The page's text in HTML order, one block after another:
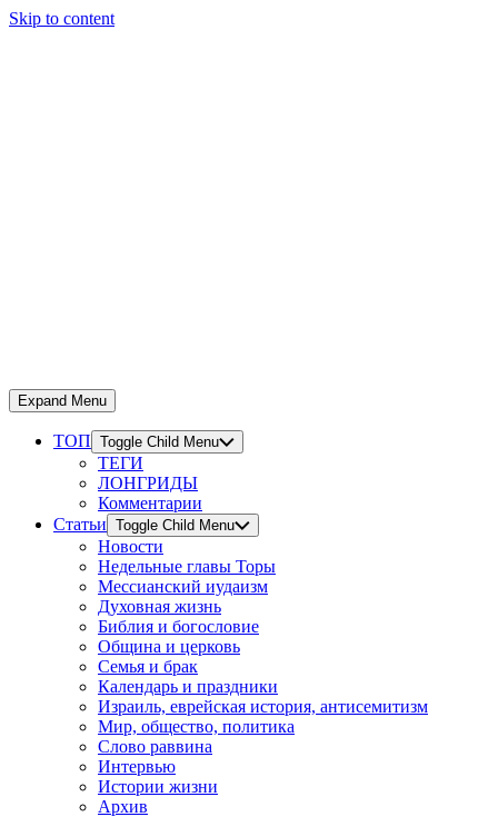
Skip to content
Expand Menu
ТОП Toggle Child Menu
ТЕГИ
ЛОНГРИДЫ
Комментарии
Статьи Toggle Child Menu
Новости
Недельные главы Торы
Мессианский иудаизм
Духовная жизнь
Библия и богословие
Община и церковь
Семья и брак
Календарь и праздники
Израиль, еврейская история, антисемитизм
Мир, общество, политика
Слово раввина
Интервью
Истории жизни
Архив